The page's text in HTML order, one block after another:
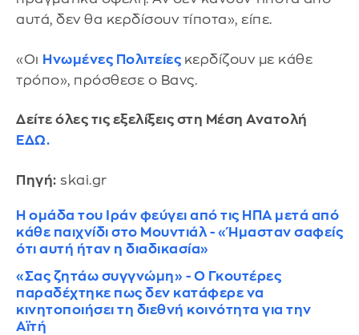
αυτά, δεν θα κερδίσουν τίποτα», είπε.
«Οι Ηνωμένες Πολιτείες κερδίζουν με κάθε
τρόπο», πρόσθεσε ο Βανς.
Δείτε όλες τις εξελίξεις στη Μέση Ανατολή
ΕΔΩ.
Πηγή: skai.gr
Η ομάδα του Ιράν φεύγει από τις ΗΠΑ μετά από
κάθε παιχνίδι στο Μουντιάλ - «Ήμασταν σαφείς
ότι αυτή ήταν η διαδικασία»
«Σας ζητάω συγγνώμη» - Ο Γκουτέρες
παραδέχτηκε πως δεν κατάφερε να
κινητοποιήσει τη διεθνή κοινότητα για την
Αϊτή